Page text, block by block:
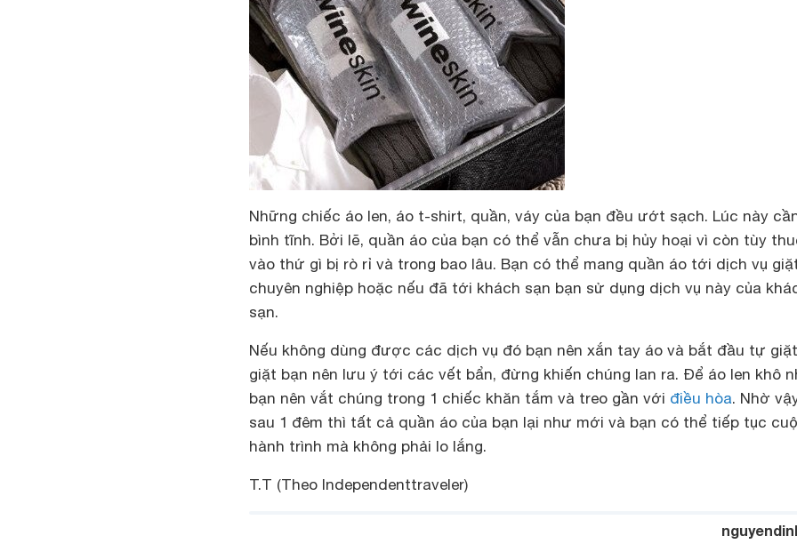
Những chiếc áo len, áo t-shirt, quần, váy của bạn đều ướt sạch. Lúc này
bình tĩnh. Bởi lẽ, quần áo của bạn có thể vẫn chưa bị hủy hoại vì còn tùy
vào thứ gì bị rò rỉ và trong bao lâu. Bạn có thể mang quần áo tới dịch vụ
chuyên nghiệp hoặc nếu đã tới khách sạn bạn sử dụng dịch vụ này của
sạn.
Nếu không dùng được các dịch vụ đó bạn nên xắn tay áo và bắt đầu tự
giặt bạn nên lưu ý tới các vết bẩn, đừng khiến chúng lan ra. Để áo len khô
bạn nên vắt chúng trong 1 chiếc khăn tắm và treo gần với điều hòa. Nhờ
sau 1 đêm thì tất cả quần áo của bạn lại như mới và bạn có thể tiếp tục
hành trình mà không phải lo lắng.
T.T (Theo Independenttraveler)